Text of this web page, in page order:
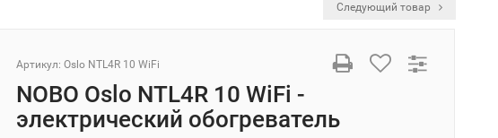
Следующий товар
Артикул: Oslo NTL4R 10 WiFi
NOBO Oslo NTL4R 10 WiFi -
электрический обогреватель